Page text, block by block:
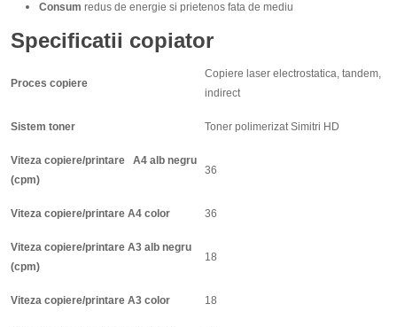
Consum redus de energie si prietenos fata de mediu
Specificatii copiator
Proces copiere
Copiere laser electrostatica, tandem,
indirect
Sistem toner Toner polimerizat Simitri HD
Viteza copiere/printare A4 alb negru
(cpm)
36
Viteza copiere/printare A4 color 36
Viteza copiere/printare A3 alb negru
(cpm)
18
Viteza copiere/printare A3 color 18